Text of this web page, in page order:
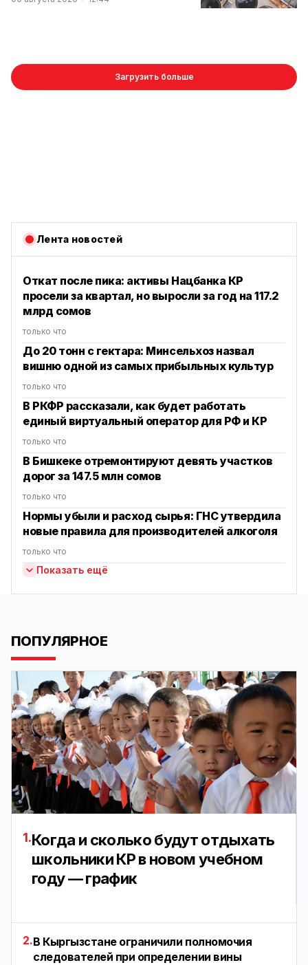
Загрузить больше
Лента новостей
Откат после пика: активы Нацбанка КР
просели за квартал, но выросли за год на 117.2
млрд сомов
только что
До 20 тонн с гектара: Минсельхоз назвал
вишню одной из самых прибыльных культур
только что
В РКФР рассказали, как будет работать
единый виртуальный оператор для РФ и КР
только что
В Бишкеке отремонтируют девять участков
дорог за 147.5 млн сомов
только что
Нормы убыли и расход сырья: ГНС утвердила
новые правила для производителей алкоголя
только что
Показать ещё
ПОПУЛЯРНОЕ
1.Когда и сколько будут отдыхать
школьники КР в новом учебном
году — график
2.В Кыргызстане ограничили полномочия
следователей при определении вины